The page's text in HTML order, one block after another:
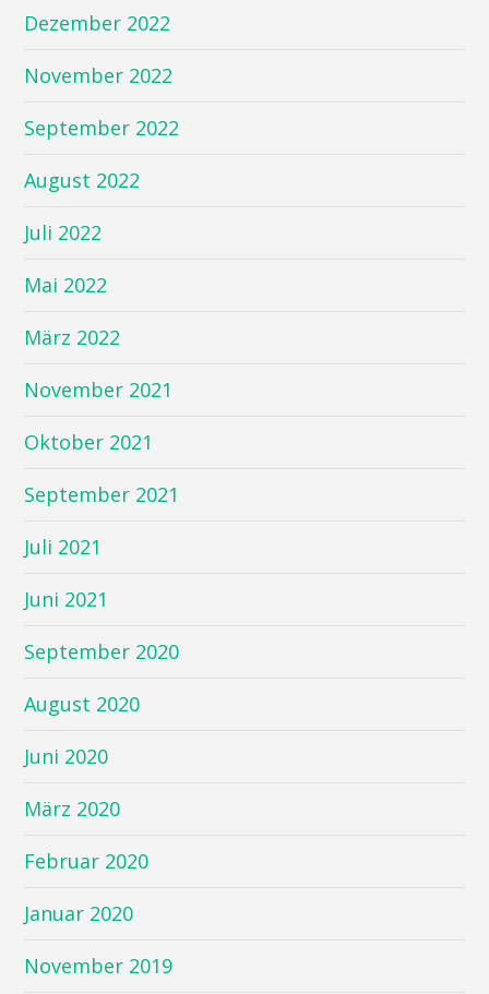
Dezember 2022
November 2022
September 2022
August 2022
Juli 2022
Mai 2022
März 2022
November 2021
Oktober 2021
September 2021
Juli 2021
Juni 2021
September 2020
August 2020
Juni 2020
März 2020
Februar 2020
Januar 2020
November 2019